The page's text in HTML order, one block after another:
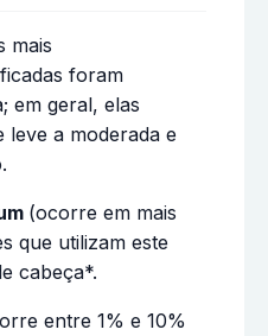
mais
foram
em geral, elas
leve a moderada e
(ocorre em mais
que utilizam este
cabeça*.
entre 1% e 10%